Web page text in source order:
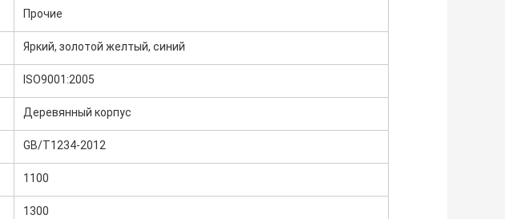
Прочие
Яркий, золотой желтый, синий
ISO9001:2005
Деревянный корпус
GB/T1234-2012
1100
1300